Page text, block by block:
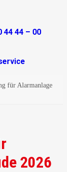
44 44 – 00
für Alarmanlage
2026